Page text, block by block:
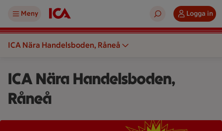
Meny Logga in
ICA Nära Handelsboden, Råneå
ICA Nära Handelsboden,
Råneå
Två burkar Lohmanders sås med texten "2 för 35:-" som